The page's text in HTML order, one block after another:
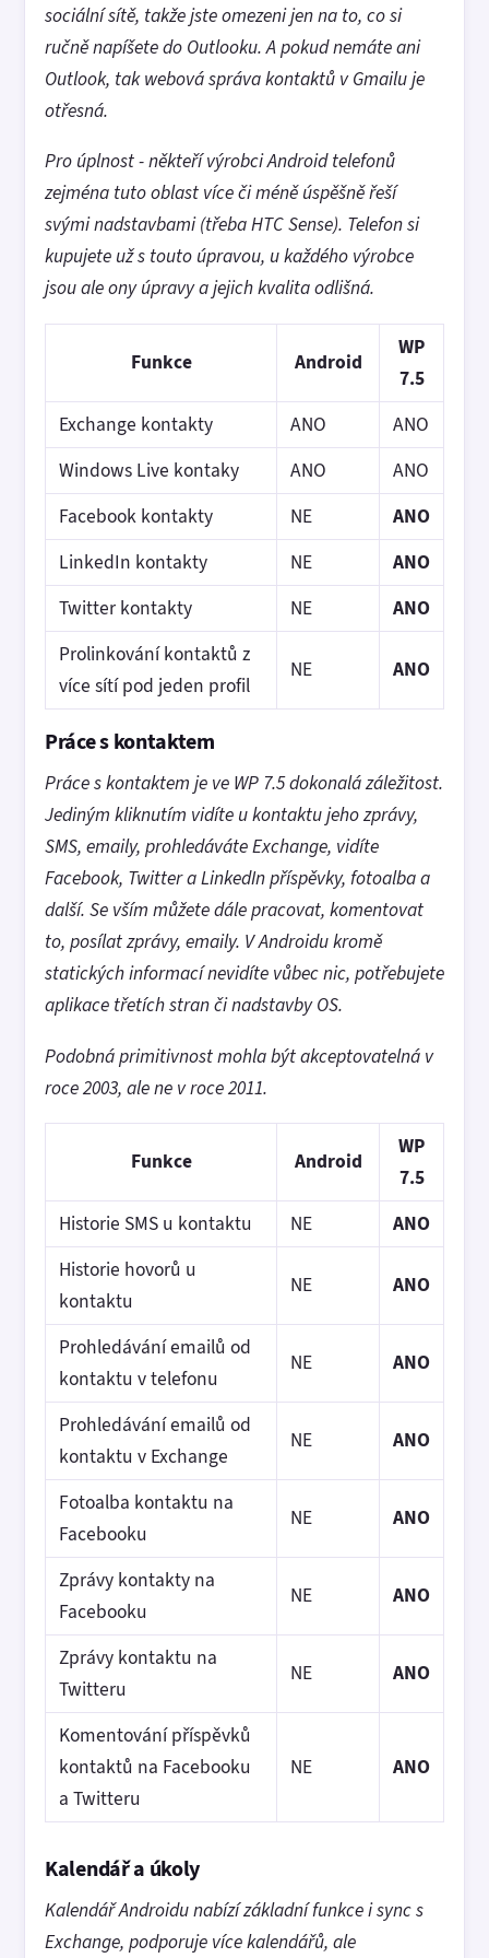
sociální sítě, takže jste omezeni jen na to, co si
ručně napíšete do Outlooku. A pokud nemáte ani
Outlook, tak webová správa kontaktů v Gmailu je
otřesná.
Pro úplnost - někteří výrobci Android telefonů
zejména tuto oblast více či méně úspěšně řeší
svými nadstavbami (třeba HTC Sense). Telefon si
kupujete už s touto úpravou, u každého výrobce
jsou ale ony úpravy a jejich kvalita odlišná.
Funkce Android
WP
7.5
Exchange kontakty
ANO
ANO
Windows Live kontaky
ANO
ANO
Facebook kontakty
NE
ANO
LinkedIn kontakty
NE
ANO
Twitter kontakty
NE
ANO
Prolinkování kontaktů z
více sítí pod jeden profil
NE ANO
Práce s kontaktem
Práce s kontaktem je ve WP 7.5 dokonalá záležitost.
Jediným kliknutím vidíte u kontaktu jeho zprávy,
SMS, emaily, prohledáváte Exchange, vidíte
Facebook, Twitter a LinkedIn příspěvky, fotoalba a
další. Se vším můžete dále pracovat, komentovat
to, posílat zprávy, emaily. V Androidu kromě
statických informací nevidíte vůbec nic, potřebujete
aplikace třetích stran či nadstavby OS.
Podobná primitivnost mohla být akceptovatelná v
roce 2003, ale ne v roce 2011.
Funkce Android
WP
7.5
Historie SMS u kontaktu
NE
ANO
Historie hovorů u
kontaktu
NE ANO
Prohledávání emailů od
kontaktu v telefonu
NE ANO
Prohledávání emailů od
kontaktu v Exchange
NE ANO
Fotoalba kontaktu na
Facebooku
NE ANO
Zprávy kontakty na
Facebooku
NE ANO
Zprávy kontaktu na
Twitteru
NE ANO
Komentování příspěvků
kontaktů na Facebooku
a Twitteru
NE ANO
Kalendář a úkoly
Kalendář Androidu nabízí základní funkce i sync s
Exchange, podporuje více kalendářů, ale